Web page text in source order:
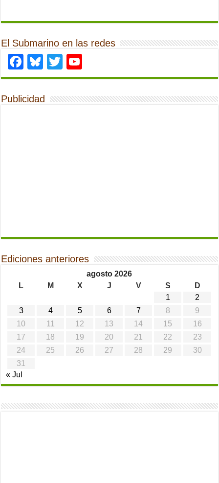
El Submarino en las redes
Facebook
Bluesky
Twitter
Publicidad
Ediciones anteriores
agosto 2026
L
M X J V S
D
1
2
3
4 5 6 7 8
9
10
11 12 13 14 15
16
17
18 19 20 21 22
23
24
25 26 27 28 29
30
31
« Jul